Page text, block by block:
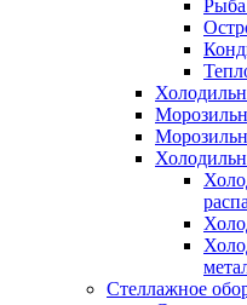
Рыба
Стеллажное